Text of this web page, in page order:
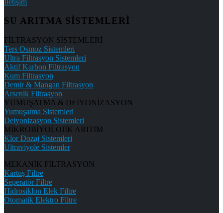
SU ARITMA SİSTEMLERİ
FİLTRASYON SİSTEMLERİ
Ters Osmoz Sistemleri
Ultra Filtrasyon Sistemleri
Aktif Karbon Filtrasyon
Kum Filtrasyon
Demir & Mangan Filtrasyon
Arsenik Filtrasyon
YUMUŞATMA & DEİYONİZASYON
Yumuşatma Sistemleri
Deiyonizasyon Sistemleri
MİKROBİYOLOJİK ARITIM
Klor Dozaj Sistemleri
Ultraviyole Sistemler
MEKANİK FİLTRASYON
Kartuş Filtre
Seperatör Filtre
Hidrosiklon Elek Filtre
Otomatik Elektro Filtre